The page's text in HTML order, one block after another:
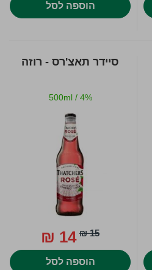
הוספה לסל
סיידר תאצ'רס - רוזה
500ml / 4%
15 ₪
14 ₪
הוספה לסל